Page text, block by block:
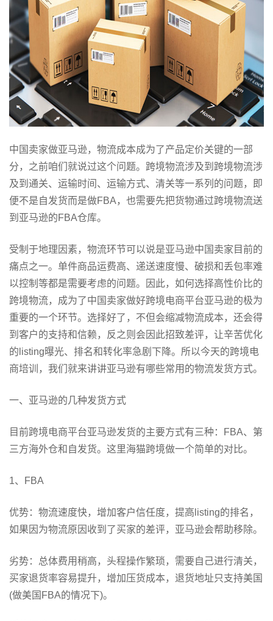
中国卖家做亚马逊，物流成本成为了产品定价关键的一部
分，之前咱们就说过这个问题。跨境物流涉及到跨境物流涉
及到通关、运输时间、运输方式、清关等一系列的问题，即
便不是自发货而是做FBA，也需要先把货物通过跨境物流送
到亚马逊的FBA仓库。
受制于地理因素，物流环节可以说是亚马逊中国卖家目前的
痛点之一。单件商品运费高、递送速度慢、破损和丢包率难
以控制等都是需要考虑的问题。因此，如何选择高性价比的
跨境物流，成为了中国卖家做好跨境电商平台亚马逊的极为
重要的一个环节。选择好了，不但会缩减物流成本，还会得
到客户的支持和信赖，反之则会因此招致差评，让辛苦优化
的listing曝光、排名和转化率急剧下降。所以今天的跨境电
商培训，我们就来讲讲亚马逊有哪些常用的物流发货方式。
一、亚马逊的几种发货方式
目前跨境电商平台亚马逊发货的主要方式有三种：FBA、第
三方海外仓和自发货。这里海猫跨境做一个简单的对比。
1、FBA
优势：物流速度快，增加客户信任度，提高listing的排名，
如果因为物流原因收到了买家的差评，亚马逊会帮助移除。
劣势：总体费用稍高，头程操作繁琐，需要自己进行清关，
买家退货率容易提升，增加压货成本，退货地址只支持美国
(做美国FBA的情况下)。